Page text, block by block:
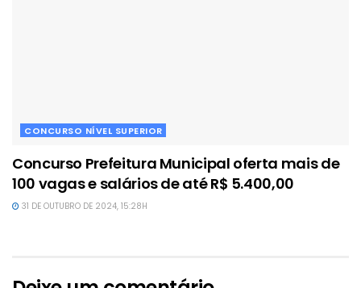
CONCURSO NÍVEL SUPERIOR
Concurso Prefeitura Municipal oferta mais de
100 vagas e salários de até R$ 5.400,00
31 DE OUTUBRO DE 2024, 15:28H